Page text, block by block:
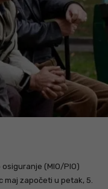
(MIO/PIO)
maj započeti u petak, 5.